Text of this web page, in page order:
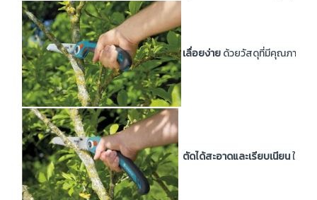
เลื่อยง่ายด้วยวัสดุที่มีคุณภาพสูง
ตัดได้สะอาดและเรียบเนียนใบเลื่